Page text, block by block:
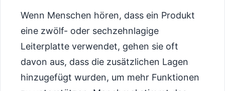
Wenn Menschen hören, dass ein Produkt
eine zwölf- oder sechzehnlagige
Leiterplatte verwendet, gehen sie oft
davon aus, dass die zusätzlichen Lagen
hinzugefügt wurden, um mehr Funktionen